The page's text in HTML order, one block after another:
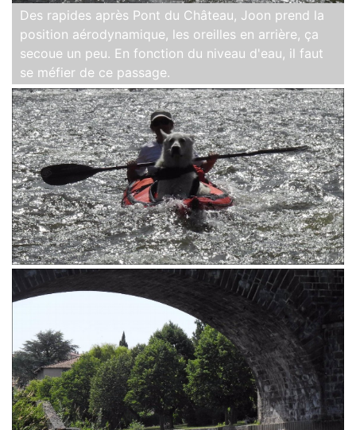
Des rapides après Pont du Château, Joon prend la
position aérodynamique, les oreilles en arrière, ça
secoue un peu. En fonction du niveau d'eau, il faut
se méfier de ce passage.